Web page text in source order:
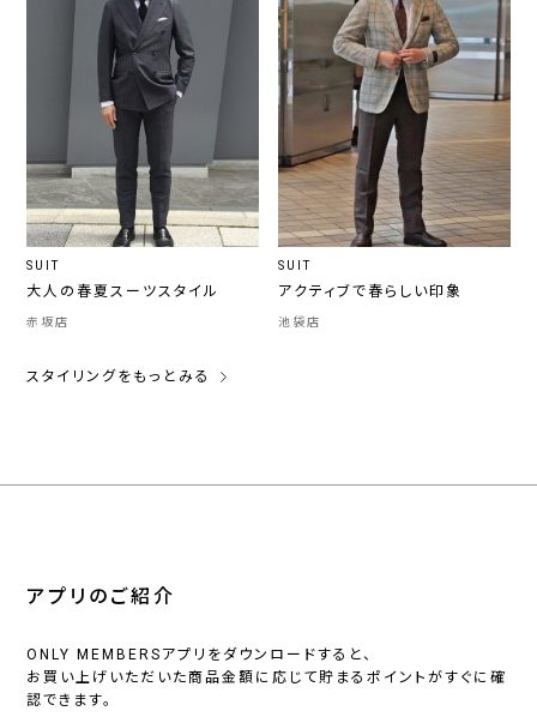
SUIT
大人の春夏スーツスタイル
赤坂店
SUIT
アクティブで春らしい印象
池袋店
スタイリングをもっとみる
アプリのご紹介
ONLY MEMBERSアプリをダウンロードすると、
お買い上げいただいた商品金額に応じて貯まるポイントがすぐに確
認できます。